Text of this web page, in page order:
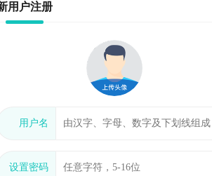
用户注册
用户名
设置密码